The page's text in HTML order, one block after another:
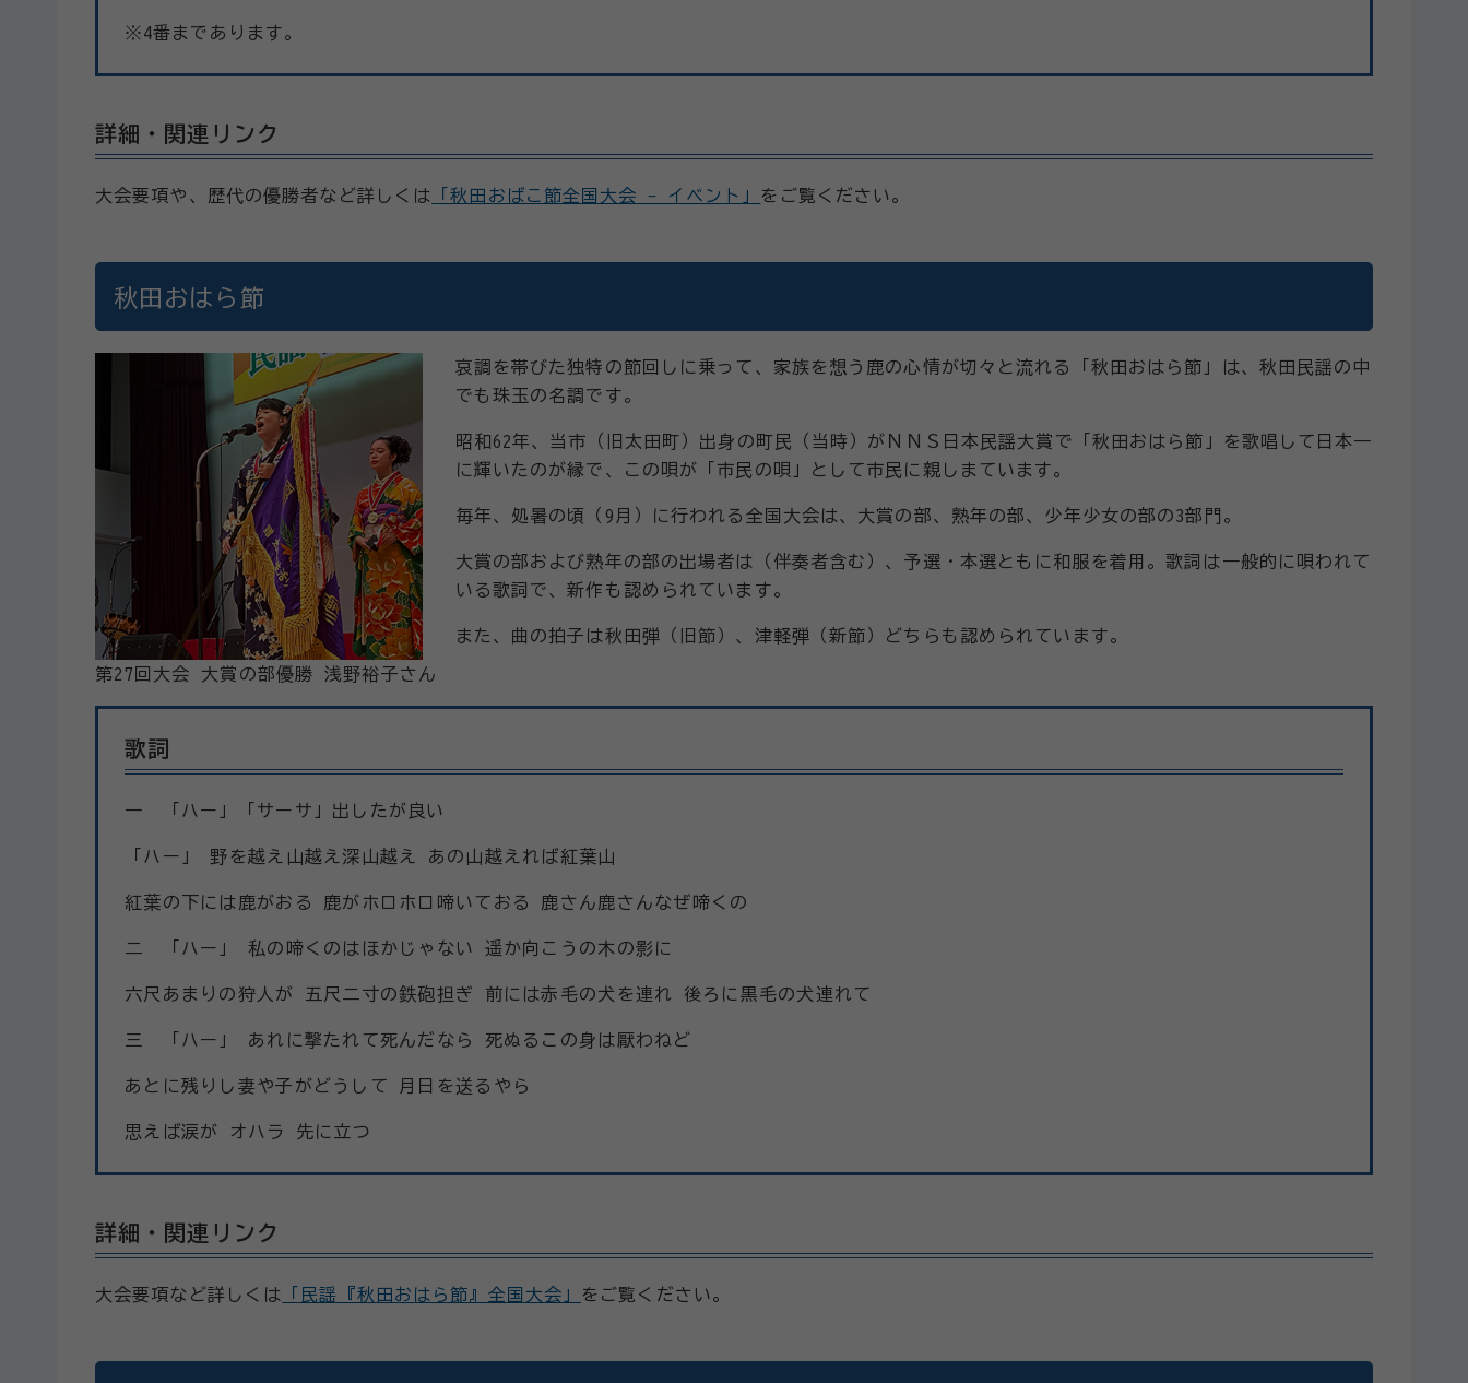
※4番まであります。
詳細・関連リンク
大会要項や、歴代の優勝者など詳しくは 「秋田おばこ節全国大会 - イベント」 をご覧ください。
秋田おはら節
第27回大会 大賞の部優勝 浅野裕子さん
哀調を帯びた独特の節回しに乗って、家族を想う鹿の心情が切々と流れる「秋田おはら節」は、秋田民謡の中
でも珠玉の名調です。
昭和62年、当市（旧太田町）出身の町民（当時）がＮＮＳ日本民謡大賞で「秋田おはら節」を歌唱して日本一
に輝いたのが縁で、この唄が「市民の唄」として市民に親しまています。
毎年、処暑の頃（9月）に行われる全国大会は、 大賞の部、熟年の部、少年少女の部の3部門。
大賞の部および熟年の部の出場者は（伴奏者含む）、予選・本選ともに和服を着用。歌詞は一般的に唄われて
いる歌詞で、新作も認められています。
また、曲の拍子は秋田弾（旧節）、津軽弾（新節）どちらも認められています。
歌詞
一 「ハー」「サーサ」出したが良い
「ハー」 野を越え山越え深山越え あの山越えれば紅葉山
紅葉の下には鹿がおる 鹿がホロホロ啼いておる 鹿さん鹿さんなぜ啼くの
二 「ハー」 私の啼くのはほかじゃない 遥か向こうの木の影に
六尺あまりの狩人が 五尺二寸の鉄砲担ぎ 前には赤毛の犬を連れ 後ろに黒毛の犬連れて
三 「ハー」 あれに撃たれて死んだなら 死ぬるこの身は厭わねど
あとに残りし妻や子がどうして 月日を送るやら
思えば涙が オハラ 先に立つ
詳細・関連リンク
大会要項など詳しくは 「民謡『秋田おはら節』全国大会」 をご覧ください。